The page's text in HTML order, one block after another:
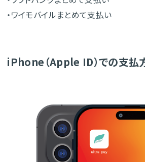
・ワイモバイルまとめて支払い
iPhone（Apple ID）での支払